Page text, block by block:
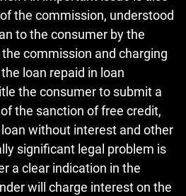
the commission, understood
to the consumer by the
commission and charging
loan repaid in loan
the consumer to submit a
the sanction of free credit,
without interest and other
significant legal problem is
a clear indication in the
will charge interest on the